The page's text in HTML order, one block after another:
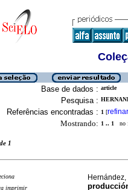
Base de dados : article
Pesquisa :
Referências encontradas : 1 [refinar
Mostrando: 1 .. 1 no
1
imprimir